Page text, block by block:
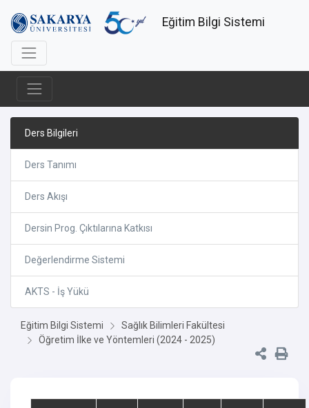
Eğitim Bilgi Sistemi
Ders Bilgileri
Ders Tanımı
Ders Akışı
Dersin Prog. Çıktılarına Katkısı
Değerlendirme Sistemi
AKTS - İş Yükü
Eğitim Bilgi Sistemi
Sağlık Bilimleri Fakültesi
Öğretim İlke ve Yöntemleri (2024 - 2025)